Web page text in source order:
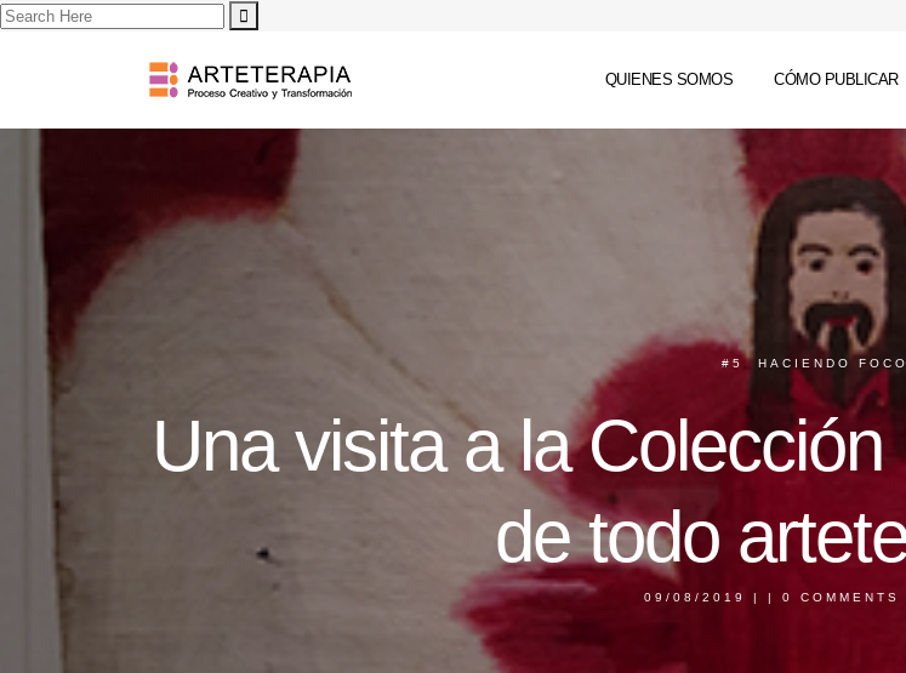
QUIENES SOMOS CÓMO PUBLICAR
#5 , HACIENDO FOCO
Una visita a la
de todo
09/08/2019 | | 0 COMMENTS